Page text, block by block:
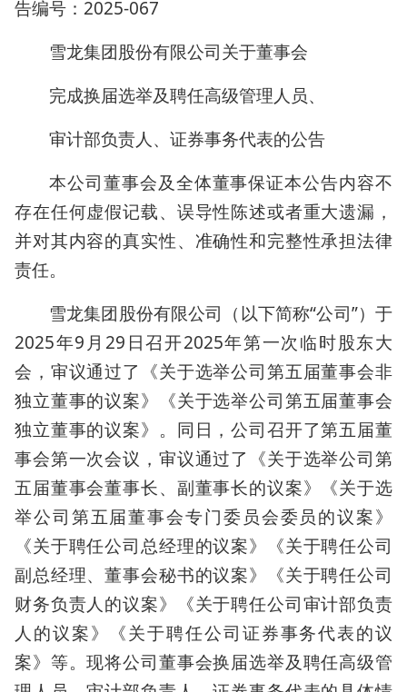
告编号：2025-067
雪龙集团股份有限公司关于董事会
完成换届选举及聘任高级管理人员、
审计部负责人、证券事务代表的公告
本公司董事会及全体董事保证本公告内容不
存在任何虚假记载、误导性陈述或者重大遗漏，
并对其内容的真实性、准确性和完整性承担法律
责任。
雪龙集团股份有限公司（以下简称“公司”）于
2025年9月29日召开2025年第一次临时股东大
会，审议通过了《关于选举公司第五届董事会非
独立董事的议案》《关于选举公司第五届董事会
独立董事的议案》。同日，公司召开了第五届董
事会第一次会议，审议通过了《关于选举公司第
五届董事会董事长、副董事长的议案》《关于选
举公司第五届董事会专门委员会委员的议案》
《关于聘任公司总经理的议案》《关于聘任公司
副总经理、董事会秘书的议案》《关于聘任公司
财务负责人的议案》《关于聘任公司审计部负责
人的议案》《关于聘任公司证券事务代表的议
案》等。现将公司董事会换届选举及聘任高级管